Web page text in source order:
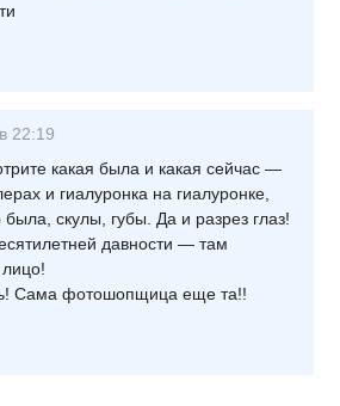
22:19
какая была и какая сейчас —
и гиалуронка на гиалуронке,
была, скулы, губы. Да и разрез глаз!
давности — там
Сама фотошопщица еще та!!